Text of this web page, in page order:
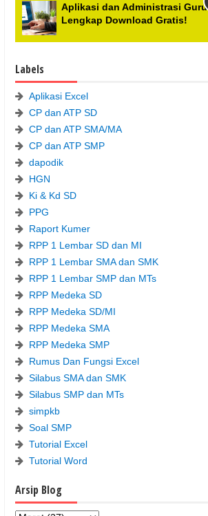
Aplikasi dan Administrasi Guru
Lengkap Download Gratis!
Labels
Aplikasi Excel
CP dan ATP SD
CP dan ATP SMA/MA
CP dan ATP SMP
dapodik
HGN
Ki & Kd SD
PPG
Raport Kumer
RPP 1 Lembar SD dan MI
RPP 1 Lembar SMA dan SMK
RPP 1 Lembar SMP dan MTs
RPP Medeka SD
RPP Medeka SD/MI
RPP Medeka SMA
RPP Medeka SMP
Rumus Dan Fungsi Excel
Silabus SMA dan SMK
Silabus SMP dan MTs
simpkb
Soal SMP
Tutorial Excel
Tutorial Word
Arsip Blog